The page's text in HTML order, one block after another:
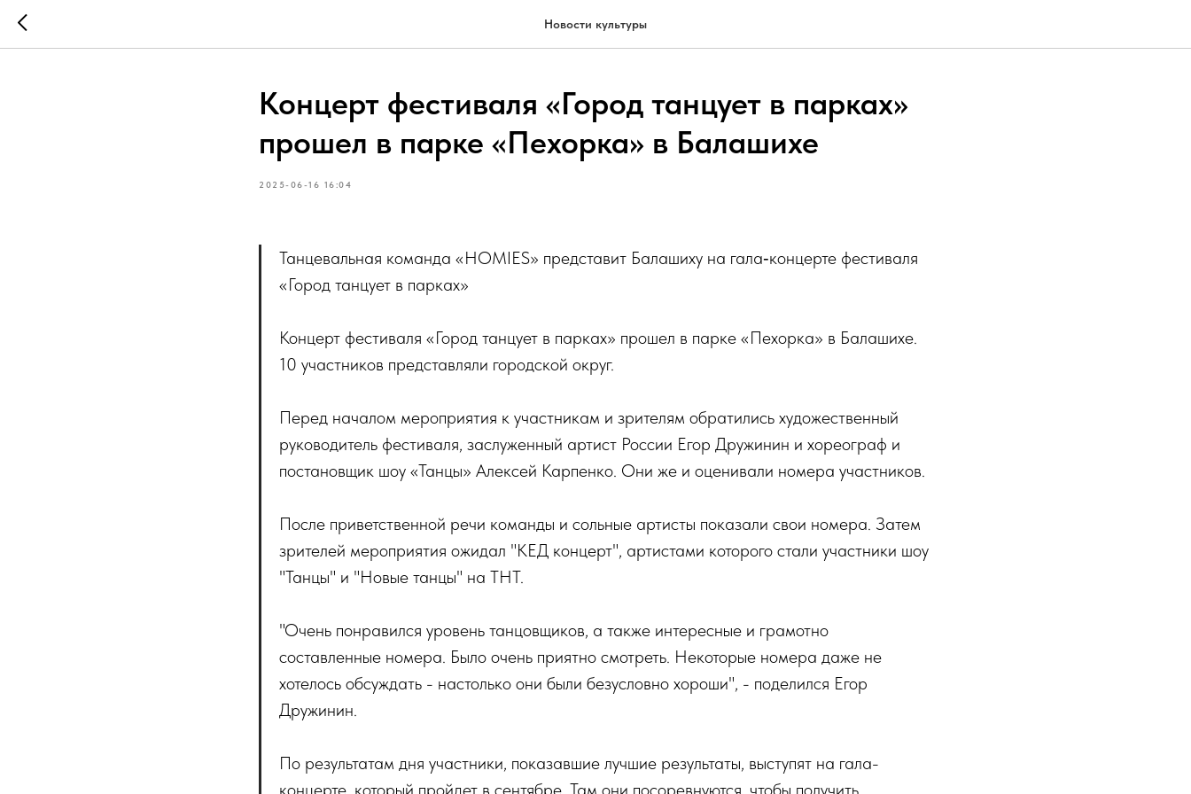
Новости культуры
Концерт фестиваля «Город танцует в парках»
прошел в парке «Пехорка» в Балашихе
2025-06-16 16:04
Танцевальная команда «HOMIES» представит Балашиху на гала‑концерте фестиваля
«Город танцует в парках»
Концерт фестиваля «Город танцует в парках» прошел в парке «Пехорка» в Балашихе.
10 участников представляли городской округ.
Перед началом мероприятия к участникам и зрителям обратились художественный
руководитель фестиваля, заслуженный артист России Егор Дружинин и хореограф и
постановщик шоу «Танцы» Алексей Карпенко. Они же и оценивали номера участников.
После приветственной речи команды и сольные артисты показали свои номера. Затем
зрителей мероприятия ожидал "КЕД концерт", артистами которого стали участники шоу
"Танцы" и "Новые танцы" на ТНТ.
"Очень понравился уровень танцовщиков, а также интересные и грамотно
составленные номера. Было очень приятно смотреть. Некоторые номера даже не
хотелось обсуждать - настолько они были безусловно хороши", - поделился Егор
Дружинин.
По результатам дня участники, показавшие лучшие результаты, выступят на гала-
концерте, который пройдет в сентябре. Там они посоревнуются, чтобы получить